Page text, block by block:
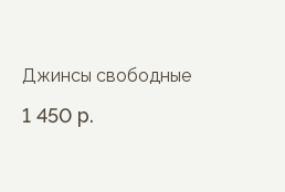
Джинсы свободные
1 450 р.